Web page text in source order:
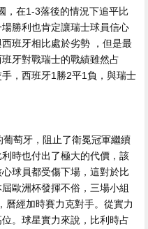
，在1-3落後的情況下追平比
一場勝利也肯定讓瑞士球員信心
西班牙相比處於劣勢 ，但是最
班牙對戰瑞士的戰績雖然占
，西班牙1勝2平1負，與瑞士
牙，阻止了衛冕冠軍繼續
利時也付出了極大的代價，該
員都受傷下場，這對於比
歐洲杯發揮不俗，三場小組
曆經加時賽力克對手。從實力
。球星實力來說，比利時占